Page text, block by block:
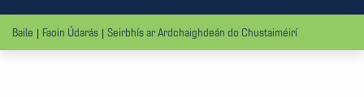
Baile Faoin Údarás Seirbhís ar Ardchaighdeán do Chustaiméirí